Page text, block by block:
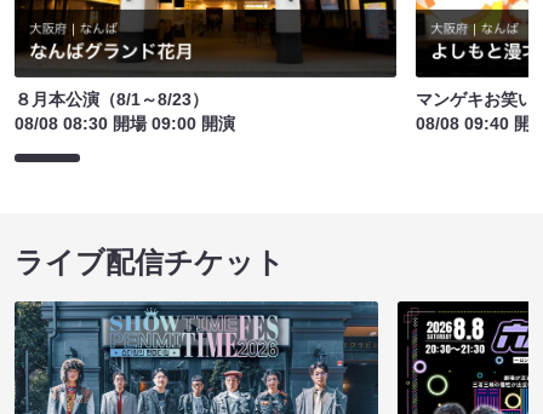
８月本公演（8/1～8/23）
08/08 08:30 開場 09:00 開演
マンゲキお笑い
08/08 09:40 開
ライブ配信チケット